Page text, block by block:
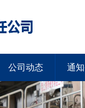
公司动态 通